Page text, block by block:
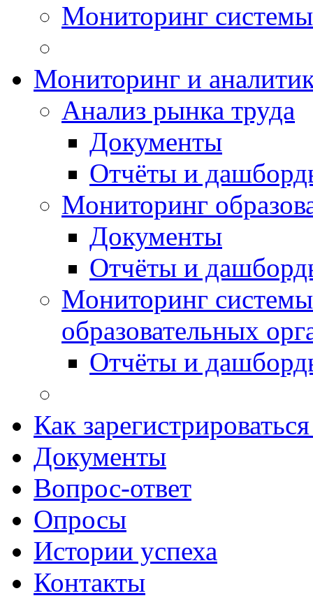
Мониторинг
Мониторинг и
Анализ рынка труда
Документы
Отчёты и
Мониторинг
Документы
Отчёты и
Мониторинг
образовательных
Отчёты и
Как
Документы
Вопрос-ответ
Опросы
Истории успеха
Контакты